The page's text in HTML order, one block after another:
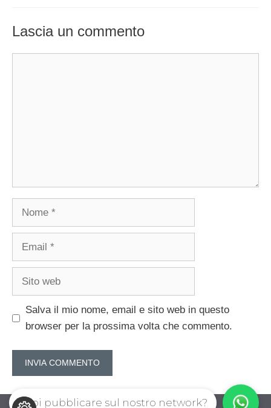
Lascia un commento
Nome
Email
Sito
Salva il mio nome, email e sito web in questo
browser per la prossima volta che commento.
Vuoi pubblicare sul nostro network?